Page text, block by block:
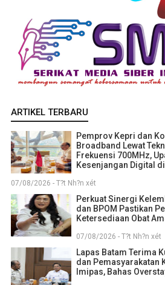
ARTIKEL TERBARU
Pemprov Kepri dan
Broadband Lewat
Frekuensi 700MHz,
Kesenjangan Digital
07/08/2026 - T?t Nh?n xét
Perkuat Sinergi
dan BPOM Pastikan
Ketersediaan Obat
07/08/2026 - T?t Nh?n xét
Lapas Batam Terima
dan Pemasyarakatan
Imipas, Bahas